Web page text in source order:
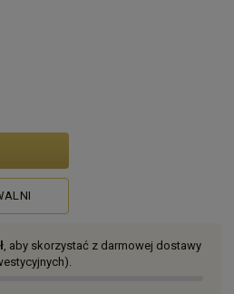
, aby skorzystać z darmowej dostawy